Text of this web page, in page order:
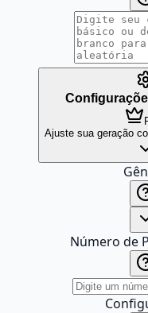
Ajuste sua geração
Número de